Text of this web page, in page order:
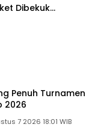
Dibekuk
Penuh Turnamen
2026
7 2026 18:01 WIB